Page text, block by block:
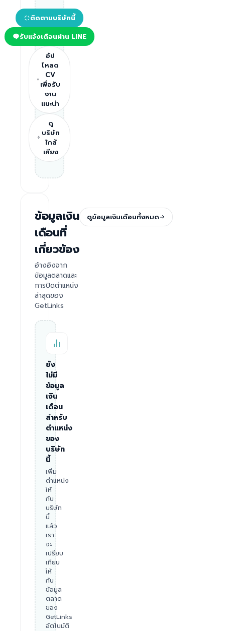
ติดตามบริษัทนี้
รับแจ้งเตือนผ่าน LINE
อัป
โหลด
CV
เพื่อรับ
งาน
แนะนำ
ดู
บริษัท
ใกล้
เคียง
ข้อมูลเงิน
เดือนที่
เกี่ยวข้อง
อ้างอิงจาก
ข้อมูลตลาดและ
การปิดตำแหน่ง
ล่าสุดของ
GetLinks
ดูข้อมูลเงินเดือนทั้งหมด
ยัง
ไม่มี
ข้อมูล
เงิน
เดือน
สำหรับ
ตำแหน่ง
ของ
บริษัท
นี้
เพิ่ม
ตำแหน่ง
ให้
กับ
บริษัท
นี้
แล้ว
เรา
จะ
เปรียบ
เทียบ
ให้
กับ
ข้อมูล
ตลาด
ของ
GetLinks
อัตโนมัติ